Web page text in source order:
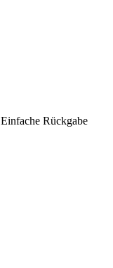
Einfache Rückgabe